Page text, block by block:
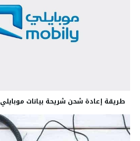
طريقة إعادة شحن شريحة بيانات موبايلي